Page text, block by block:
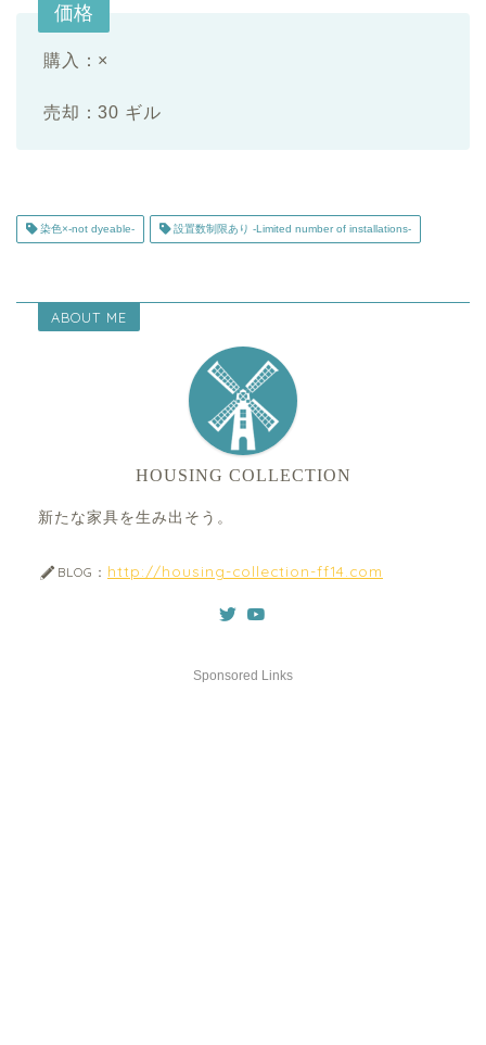
価格
購入：×
売却：30 ギル
染色×-not dyeable- 設置数制限あり -Limited number of installations-
ABOUT ME
HOUSING COLLECTION
新たな家具を生み出そう。
BLOG： http://housing-collection-ff14.com
Sponsored Links